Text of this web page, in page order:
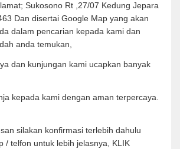
Sukosono Rt ,27/07 Kedung Jepara
Dan disertai Google Map yang akan
dalam pencarian kepada kami dan
anda temukan,
dan kunjungan kami ucapkan banyak
kepada kami dengan aman terpercaya.
silakan konfirmasi terlebih dahulu
/ telfon untuk lebih jelasnya, KLIK